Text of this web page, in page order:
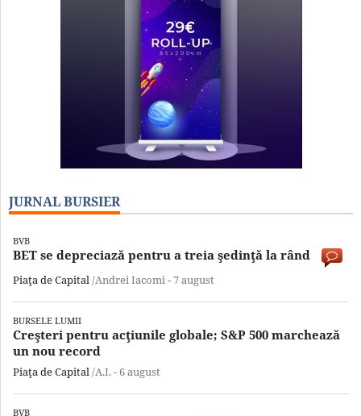
JURNAL BURSIER
BVB
BET se depreciază pentru a treia şedinţă la rând
Piaţa de Capital/Andrei Iacomi -7 august
BURSELE LUMII
Creşteri pentru acţiunile globale; S&P 500 marchează
un nou record
Piaţa de Capital/A.I. -6 august
BVB